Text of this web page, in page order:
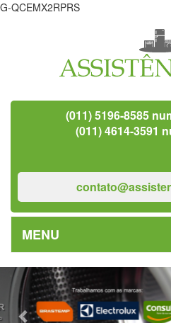
G-QCEMX2RPRS
(011) 5196-8585
(011) 4614-3591
MENU
Previous